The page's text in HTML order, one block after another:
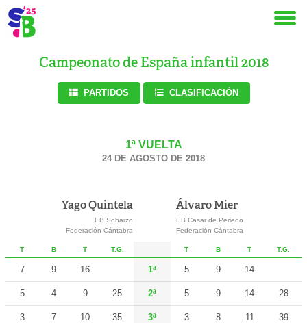
Campeonato de España infantil 2018
PARTIDOS CLASIFICACIÓN
1ª VUELTA
24 DE AGOSTO DE 2018
Yago Quintela
EB Sobarzo
Federación Cántabra
Álvaro Mier
EB Casar de Periedo
Federación Cántabra
T B T T.G. T B T T.G.
7 9 16 1ª 5 9 14
5 4 9 25 2ª 5 9 14 28
3 7 10 35 3ª 3 8 11 39